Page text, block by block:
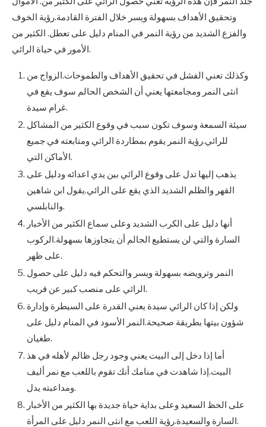
وتحقيق الأهداف بسهولة ويسر خلال الفترة القادمة.رؤية الخوف
والفزع الشديد من رؤية النمر في المنام دليل على تعطل. الكثير من
الأمور في حياة الرائي.
وكذلك تعني الفشل في تحقيق الأهداف والطموحات.الزواج من
انثى النمر ومجامعتها يعني أن الشخص الحالم سوف يقع في
غرام سيدة.
سيئة السمعة وسوف تكون سبب في وقوع الكثير من المشاكل
للرائي.رؤية النمر يقوم بمطاردة الرائي ومتابعته في جميع
الأماكن التي.
يذهب إليها تدل على وقوع الرائي بين يدي اعدائه ودليل على
القهر والظلم الشديد الذي يقع على الرائي.يقول ابن شاهين
والنابلسي.
أنها دليل على الكرب الشديد وعلى سماع الكثير من الأخبار
السارة والتي لن يستطيع الحالم أن يتجاوزها بسهولة.الركوب
على ظهر.
النمر وترويضه بسهولة ويسر والتحكم فيه دليل على حصول
الرائي على منصب كبير عن قريب.
ولكن إذا كان الرائي سيدة يعني القدرة على السيطرة وإدارة
شؤون بيتها بطريقة صحيحة.النمر الأسود في المنام دليل على
طغيان.
أما إذا دخل إلى البيت يعني وجود رجل ظالم لأهله في هذ
البيت.إذا شاهدت في منامك أنك تقوم باللعب مع نمر أليف
ومداعبته يدل.
على الحظ السعيد وعلى بداية حياة جديدة بها الكثير من الأخبار
السارة والسعيدة.رؤية اللعب مع انثى النمر دليل على المرأة.